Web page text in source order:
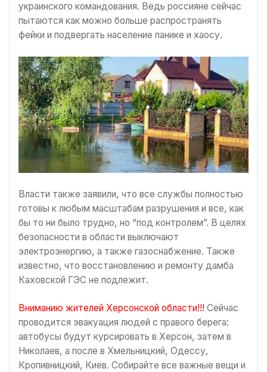
украинского командования. Ведь россияне сейчас
пытаются как можно больше распространять
фейки и подвергать население панике и хаосу.
Власти также заявили, что все службы полностью
готовы к любым масштабам разрушения и все, как
бы то ни было трудно, но “под контролем”. В целях
безопасности в области выключают
электроэнергию, а также газоснабжение. Также
известно, что восстановлению и ремонту дамба
Каховской ГЭС не подлежит.
Вниманию жителей Херсонской области!!! Сейчас
проводится эвакуация людей с правого берега:
автобусы будут курсировать в Херсон, затем в
Николаев, а после в Хмельницкий, Одессу,
Кропивницкий, Киев. Собирайте все важные вещи и